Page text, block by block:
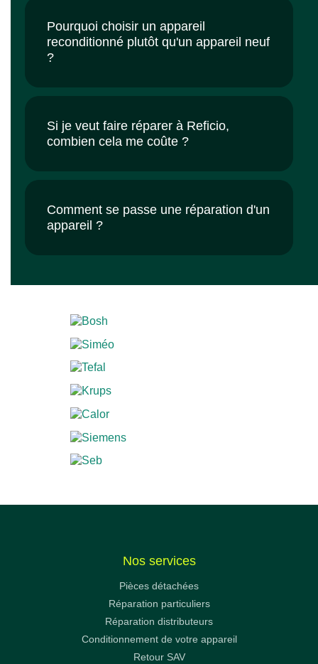
Pourquoi choisir un appareil
reconditionné plutôt qu'un appareil neuf
?
Si je veut faire réparer à Reficio,
combien cela me coûte ?
Comment se passe une réparation d'un
appareil ?
Nos services
Pièces détachées
Réparation particuliers
Réparation distributeurs
Conditionnement de votre appareil
Retour SAV